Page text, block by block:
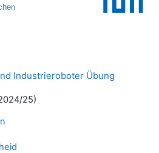
Industrieroboter Übung
25)